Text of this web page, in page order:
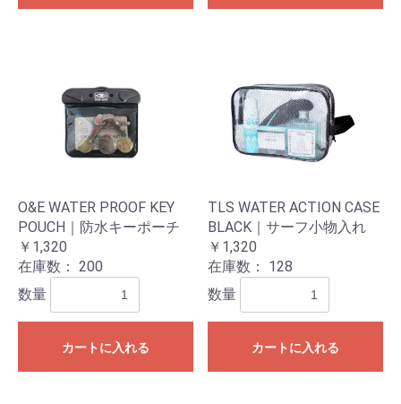
O&E WATER PROOF KEY
POUCH｜防水キーポーチ
￥1,320
在庫数： 200
数量
カートに入れる
TLS WATER ACTION CASE
BLACK｜サーフ小物入れ
￥1,320
在庫数： 128
数量
カートに入れる